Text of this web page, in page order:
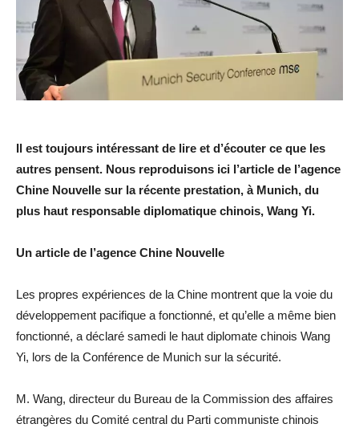
Il est toujours intéressant de lire et d’écouter ce que les
autres pensent. Nous reproduisons ici l’article de l’agence
Chine Nouvelle sur la récente prestation, à Munich, du
plus haut responsable diplomatique chinois, Wang Yi.
Un article de l’agence Chine Nouvelle
Les propres expériences de la Chine montrent que la voie du
développement pacifique a fonctionné, et qu’elle a même bien
fonctionné, a déclaré samedi le haut diplomate chinois Wang
Yi, lors de la Conférence de Munich sur la sécurité.
M. Wang, directeur du Bureau de la Commission des affaires
étrangères du Comité central du Parti communiste chinois